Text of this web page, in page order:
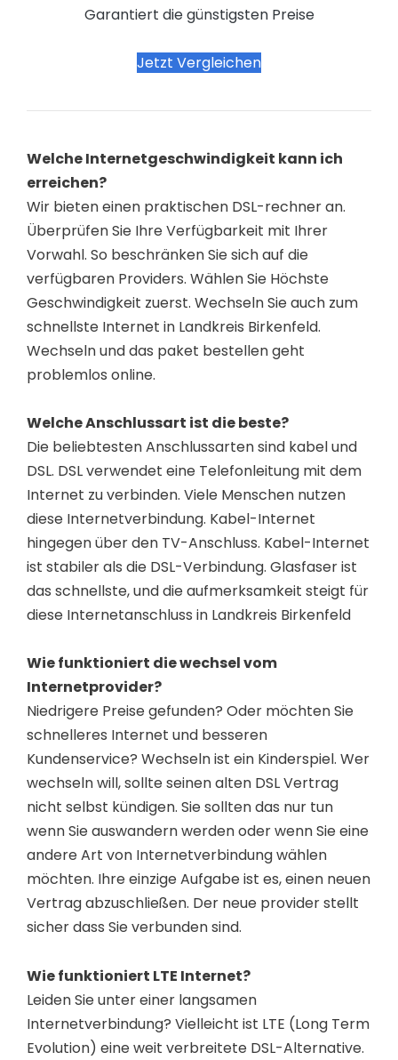
Garantiert die günstigsten Preise
Jetzt Vergleichen
Welche Internetgeschwindigkeit kann ich
erreichen?
Wir bieten einen praktischen DSL-rechner an.
Überprüfen Sie Ihre Verfügbarkeit mit Ihrer
Vorwahl. So beschränken Sie sich auf die
verfügbaren Providers. Wählen Sie Höchste
Geschwindigkeit zuerst. Wechseln Sie auch zum
schnellste Internet in Landkreis Birkenfeld.
Wechseln und das paket bestellen geht
problemlos online.
Welche Anschlussart ist die beste?
Die beliebtesten Anschlussarten sind kabel und
DSL. DSL verwendet eine Telefonleitung mit dem
Internet zu verbinden. Viele Menschen nutzen
diese Internetverbindung. Kabel-Internet
hingegen über den TV-Anschluss. Kabel-Internet
ist stabiler als die DSL-Verbindung. Glasfaser ist
das schnellste, und die aufmerksamkeit steigt für
diese Internetanschluss in Landkreis Birkenfeld
Wie funktioniert die wechsel vom
Internetprovider?
Niedrigere Preise gefunden? Oder möchten Sie
schnelleres Internet und besseren
Kundenservice? Wechseln ist ein Kinderspiel. Wer
wechseln will, sollte seinen alten DSL Vertrag
nicht selbst kündigen. Sie sollten das nur tun
wenn Sie auswandern werden oder wenn Sie eine
andere Art von Internetverbindung wählen
möchten. Ihre einzige Aufgabe ist es, einen neuen
Vertrag abzuschließen. Der neue provider stellt
sicher dass Sie verbunden sind.
Wie funktioniert LTE Internet?
Leiden Sie unter einer langsamen
Internetverbindung? Vielleicht ist LTE (Long Term
Evolution) eine weit verbreitete DSL-Alternative.